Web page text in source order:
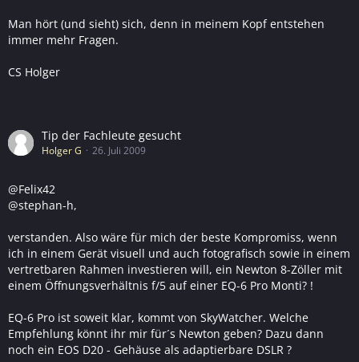
Man hört (und sieht) sich, denn in meinem Kopf entstehen
immer mehr Fragen.
CS Holger
Tip der Fachleute gesucht
Holger G 26. Juli 2009
@Felix42
@stephan-h,
verstanden. Also wäre für mich der beste Kompromiss, wenn
ich in einem Gerät visuell und auch fotografisch sowie in einem
vertretbaren Rahmen investieren will, ein Newton 8-Zöller mit
einem Öffnungsverhältnis f/5 auf einer EQ-6 Pro Monti? !
EQ-6 Pro ist soweit klar, kommt von SkyWatcher. Welche
Empfehlung könnt ihr mir für´s Newton geben? Dazu dann
noch ein EOS D20 - Gehäuse als adaptierbare DSLR ?